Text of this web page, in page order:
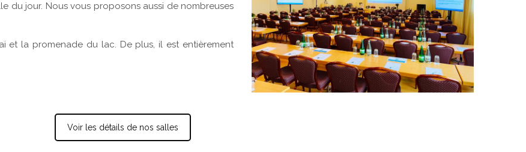
du jour. Nous vous proposons aussi de nombreuses
et la promenade du lac. De plus, il est entièrement
Voir les détails de nos salles